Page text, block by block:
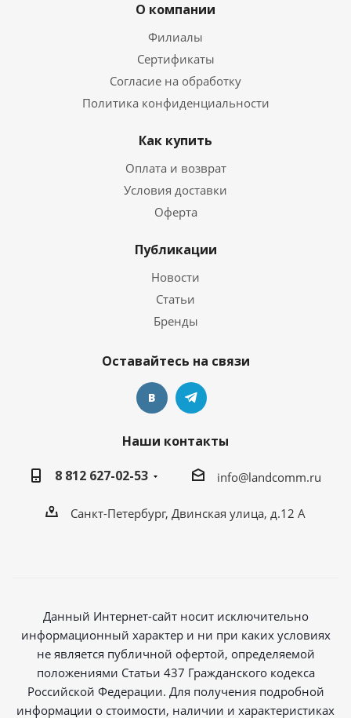
О компании
Филиалы
Сертификаты
Согласие на обработку
Политика конфиденциальности
Как купить
Оплата и возврат
Условия доставки
Оферта
Публикации
Новости
Статьи
Бренды
Оставайтесь на связи
Наши контакты
8 812 627-02-53
info@landcomm.ru
Санкт-Петербург, Двинская улица, д.12 А
Данный Интернет-сайт носит исключительно
информационный характер и ни при каких условиях
не является публичной офертой, определяемой
положениями Статьи 437 Гражданского кодекса
Российской Федерации. Для получения подробной
информации о стоимости, наличии и характеристиках